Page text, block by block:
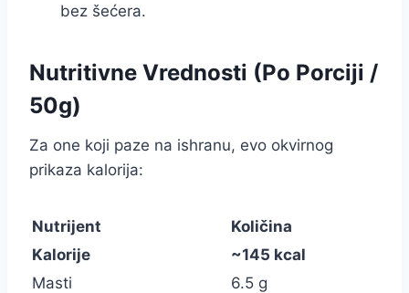
bez šećera.
Nutritivne Vrednosti (Po Porciji /
50g)
Za one koji paze na ishranu, evo okvirnog
prikaza kalorija:
Nutrijent
Količina
Kalorije
~145 kcal
Masti
6.5 g